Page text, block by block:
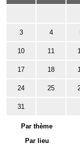
3 4
10 11
17 18
24 25
31
Par thème
Par lieu